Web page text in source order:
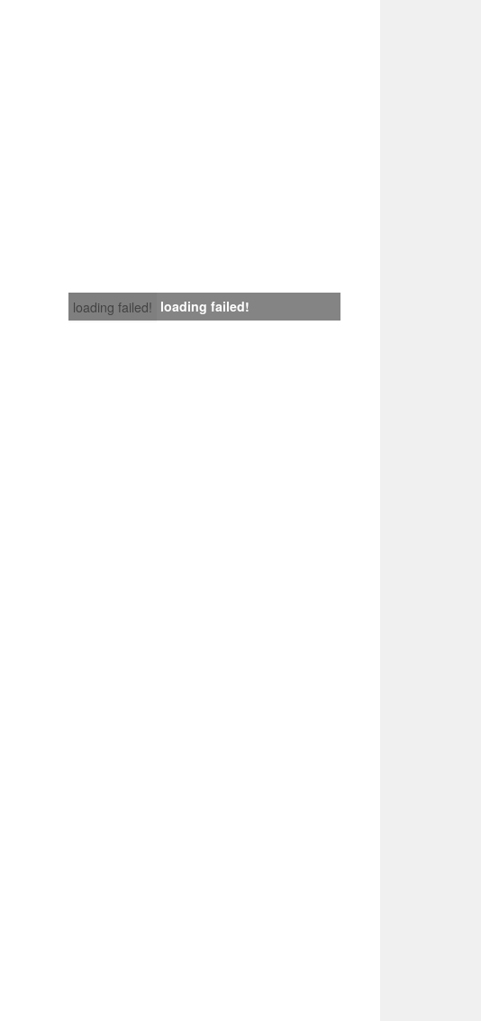
loading failed! loading failed!